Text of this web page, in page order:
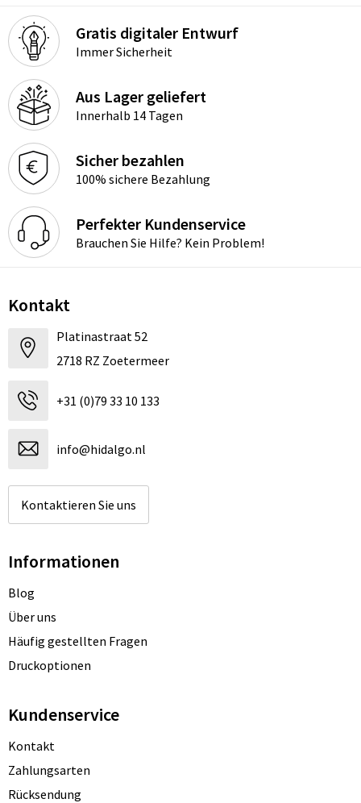
Gratis digitaler Entwurf
Immer Sicherheit
Aus Lager geliefert
Innerhalb 14 Tagen
Sicher bezahlen
100% sichere Bezahlung
Perfekter Kundenservice
Brauchen Sie Hilfe? Kein Problem!
Kontakt
Platinastraat 52
2718 RZ Zoetermeer
+31 (0)79 33 10 133
info@hidalgo.nl
Kontaktieren Sie uns
Informationen
Blog
Über uns
Häufig gestellten Fragen
Druckoptionen
Kundenservice
Kontakt
Zahlungsarten
Rücksendung